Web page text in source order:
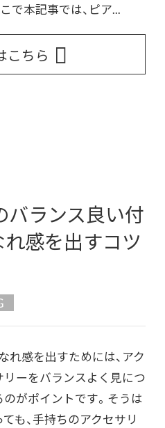
で本記事では、ピア...
こちら
バランス良い付
感を出すコツ
れ感を出すためには、アク
リーをバランスよく見につ
のがポイントです。そうは
ても、手持ちのアクセサリ